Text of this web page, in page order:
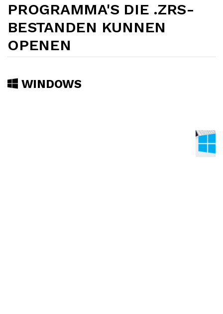
PROGRAMMA'S DIE .ZRS-
BESTANDEN KUNNEN
OPENEN
WINDOWS